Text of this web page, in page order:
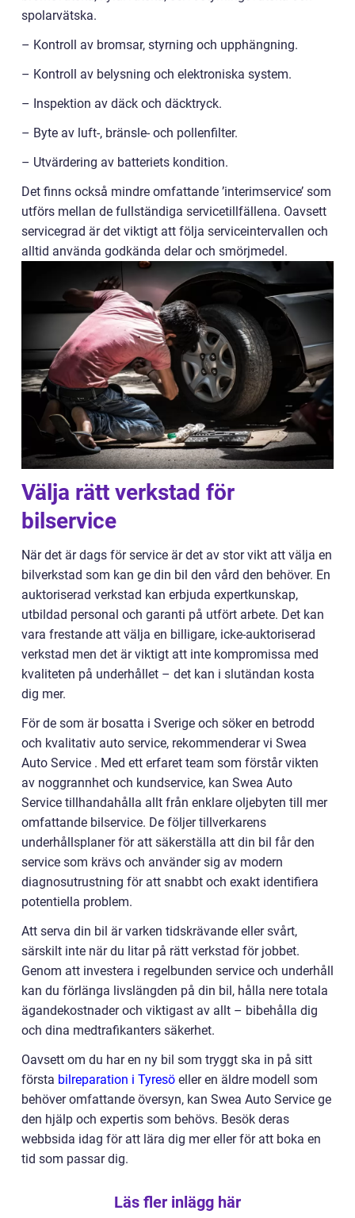
spolarvätska.
– Kontroll av bromsar, styrning och upphängning.
– Kontroll av belysning och elektroniska system.
– Inspektion av däck och däcktryck.
– Byte av luft-, bränsle- och pollenfilter.
– Utvärdering av batteriets kondition.
Det finns också mindre omfattande ’interimservice’ som
utförs mellan de fullständiga servicetillfällena. Oavsett
servicegrad är det viktigt att följa serviceintervallen och
alltid använda godkända delar och smörjmedel.
Välja rätt verkstad för
bilservice
När det är dags för service är det av stor vikt att välja en
bilverkstad som kan ge din bil den vård den behöver. En
auktoriserad verkstad kan erbjuda expertkunskap,
utbildad personal och garanti på utfört arbete. Det kan
vara frestande att välja en billigare, icke-auktoriserad
verkstad men det är viktigt att inte kompromissa med
kvaliteten på underhållet – det kan i slutändan kosta
dig mer.
För de som är bosatta i Sverige och söker en betrodd
och kvalitativ auto service, rekommenderar vi Swea
Auto Service . Med ett erfaret team som förstår vikten
av noggrannhet och kundservice, kan Swea Auto
Service tillhandahålla allt från enklare oljebyten till mer
omfattande bilservice. De följer tillverkarens
underhållsplaner för att säkerställa att din bil får den
service som krävs och använder sig av modern
diagnosutrustning för att snabbt och exakt identifiera
potentiella problem.
Att serva din bil är varken tidskrävande eller svårt,
särskilt inte när du litar på rätt verkstad för jobbet.
Genom att investera i regelbunden service och underhåll
kan du förlänga livslängden på din bil, hålla nere totala
ägandekostnader och viktigast av allt – bibehålla dig
och dina medtrafikanters säkerhet.
Oavsett om du har en ny bil som tryggt ska in på sitt
första bilreparation i Tyresö eller en äldre modell som
behöver omfattande översyn, kan Swea Auto Service ge
den hjälp och expertis som behövs. Besök deras
webbsida idag för att lära dig mer eller för att boka en
tid som passar dig.
Läs fler inlägg här